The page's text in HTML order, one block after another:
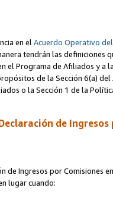
en elAcuerdo Operativo
tendrán las definiciones
Programa de Afiliados y a
de la Sección 6(a)
o la Sección 1 de la
de Ingresos
Ingresos por Comisiones
lugar cuando: